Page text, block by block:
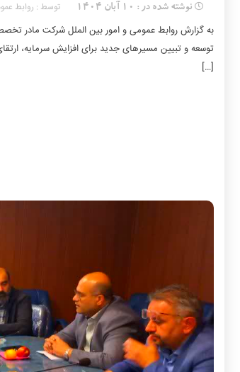
نوشته شده در : 10 آبان 1404 توسط : روابط
به گزارش روابط عمومی و امور بین الملل شرکت مادر
توسعه و تبیین مسیرهای جدید برای افزایش سرمایه،
[…]